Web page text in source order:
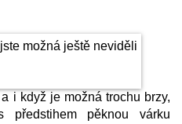
i když je možná trochu brzy,
pěknou várku